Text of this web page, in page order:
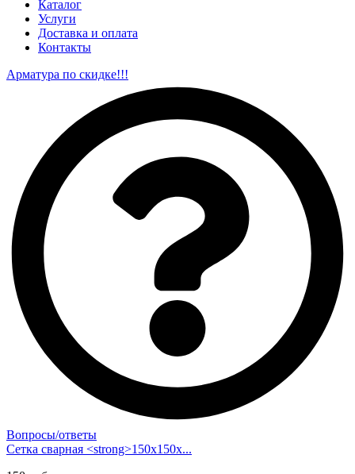
Каталог
Услуги
Доставка и оплата
Контакты
Арматура по скидке!!!
Вопросы/ответы
Сетка сварная <strong>150х150х...